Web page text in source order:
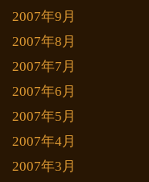
2007年9月
2007年8月
2007年7月
2007年6月
2007年5月
2007年4月
2007年3月